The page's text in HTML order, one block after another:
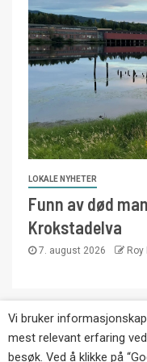
LOKALE NYHETER
Funn av død
Krokstadelva
7. august 2026 Roy
Copyright ©
Pressetjeneste.
Vi bruker
mest relevant erfaring
besøk. Ved å klikke på